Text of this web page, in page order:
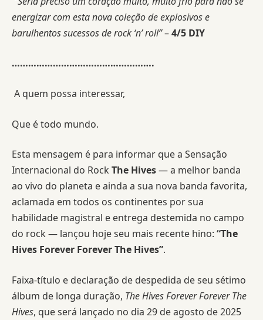
energizar com esta nova coleção de explosivos e
barulhentos sucessos de rock ‘n’ roll”–4/5 DIY
…………………………………………….
A quem possa interessar,
Que é todo mundo.
Esta mensagem é para informar que a Sensação
Internacional do Rock The Hives— a melhor banda
ao vivo do planeta e ainda a sua nova banda favorita,
aclamada em todos os continentes por sua
habilidade magistral e entrega destemida no campo
do rock — lançou hoje seu mais recente hino: “The
Hives Forever Forever The Hives”.
Faixa-título e declaração de despedida de seu sétimo
álbum de longa duração, The Hives Forever Forever The
Hives, que será lançado no dia 29 de agosto de 2025